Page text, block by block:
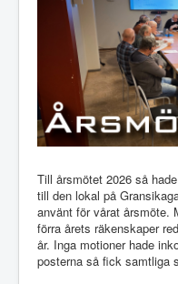
Till årsmötet 2026 så
till den lokal på
använt för vårat årsmöte.
förra årets räkenskaper
år. Inga motioner hade
posterna så fick samtliga